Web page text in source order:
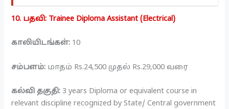
10. பதவி: Trainee Diploma Assistant (Electrical)
காலியிடங்கள்: 10
சம்பளம்: மாதம் Rs.24,500 முதல் Rs.29,000 வரை
கல்வி தகுதி: 3 years Diploma or equivalent course in
relevant discipline recognized by State/ Central government